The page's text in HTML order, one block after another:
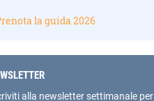
la guida 2026
alla newsletter settimanale per